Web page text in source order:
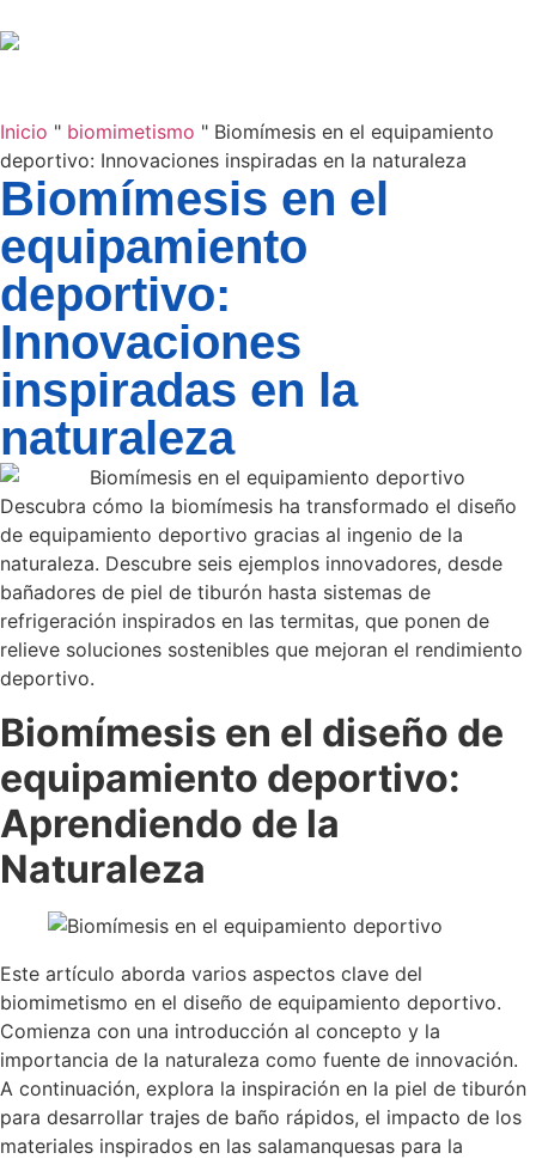
Inicio " biomimetismo " Biomímesis en el equipamiento
deportivo: Innovaciones inspiradas en la naturaleza
Biomímesis en el
equipamiento
deportivo:
Innovaciones
inspiradas en la
naturaleza
Descubra cómo la biomímesis ha transformado el diseño
de equipamiento deportivo gracias al ingenio de la
naturaleza. Descubre seis ejemplos innovadores, desde
bañadores de piel de tiburón hasta sistemas de
refrigeración inspirados en las termitas, que ponen de
relieve soluciones sostenibles que mejoran el rendimiento
deportivo.
Biomímesis en el diseño de
equipamiento deportivo:
Aprendiendo de la
Naturaleza
Este artículo aborda varios aspectos clave del
biomimetismo en el diseño de equipamiento deportivo.
Comienza con una introducción al concepto y la
importancia de la naturaleza como fuente de innovación.
A continuación, explora la inspiración en la piel de tiburón
para desarrollar trajes de baño rápidos, el impacto de los
materiales inspirados en las salamanquesas para la